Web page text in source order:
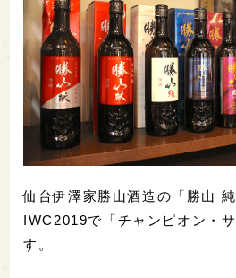
仙台伊澤家勝山酒造の「勝山
IWC2019で「チャンピオン・
す。